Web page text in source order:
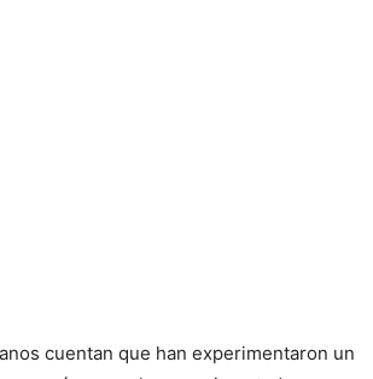
cuentan que han experimentaron un